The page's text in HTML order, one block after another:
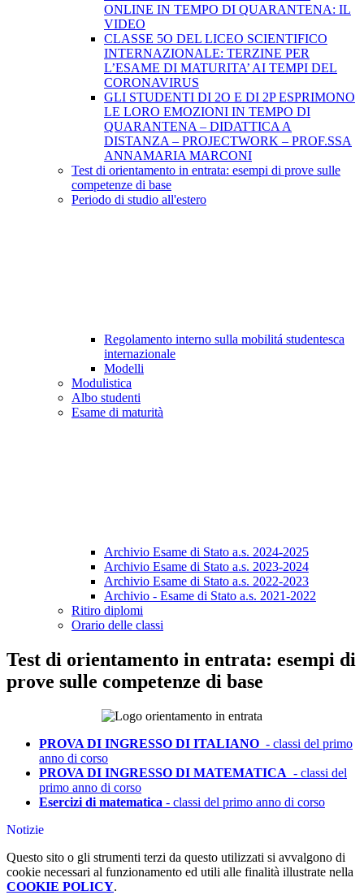
ONLINE IN TEMPO DI QUARANTENA: IL
VIDEO
CLASSE 5O DEL LICEO SCIENTIFICO
INTERNAZIONALE: TERZINE PER
L’ESAME DI MATURITA’ AI TEMPI DEL
CORONAVIRUS
GLI STUDENTI DI 2O E DI 2P ESPRIMONO
LE LORO EMOZIONI IN TEMPO DI
QUARANTENA – DIDATTICA A
DISTANZA – PROJECTWORK – PROF.SSA
ANNAMARIA MARCONI
Test di orientamento in entrata: esempi di prove sulle
competenze di base
Periodo di studio all'estero
Regolamento interno sulla mobilitá studentesca
internazionale
Modelli
Modulistica
Albo studenti
Esame di maturità
Archivio Esame di Stato a.s. 2024-2025
Archivio Esame di Stato a.s. 2023-2024
Archivio Esame di Stato a.s. 2022-2023
Archivio - Esame di Stato a.s. 2021-2022
Ritiro diplomi
Orario delle classi
Test di orientamento in entrata: esempi di
prove sulle competenze di base
PROVA DI INGRESSO DI ITALIANO - classi del primo
anno di corso
PROVA DI INGRESSO DI MATEMATICA - classi del
primo anno di corso
Esercizi di matematica - classi del primo anno di corso
Notizie
Questo sito o gli strumenti terzi da questo utilizzati si avvalgono di
cookie necessari al funzionamento ed utili alle finalità illustrate nella
COOKIE POLICY.